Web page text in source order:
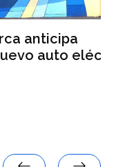
auto eléctrico